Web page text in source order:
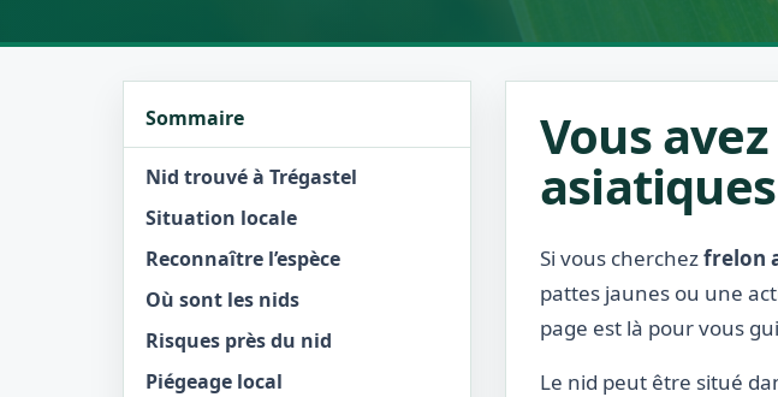
Sommaire
Nid trouvé à Trégastel
Situation locale
Reconnaître l’espèce
Où sont les nids
Risques près du nid
Piégeage local
Vous
Si vous cherchezfrelon
pattes jaunes ou une
page est là pour vous
Le nid peut être situé